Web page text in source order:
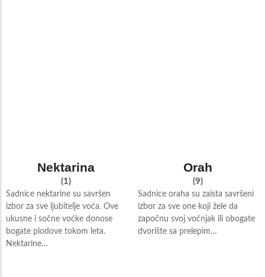
Nektarina
(1)
Sadnice nektarine su savršen
izbor za sve ljubitelje voća. Ove
ukusne i sočne voćke donose
bogate plodove tokom leta.
Nektarine…
Orah
(9)
Sadnice oraha su zaista savršeni
izbor za sve one koji žele da
započnu svoj voćnjak ili obogate
dvorište sa prelepim…